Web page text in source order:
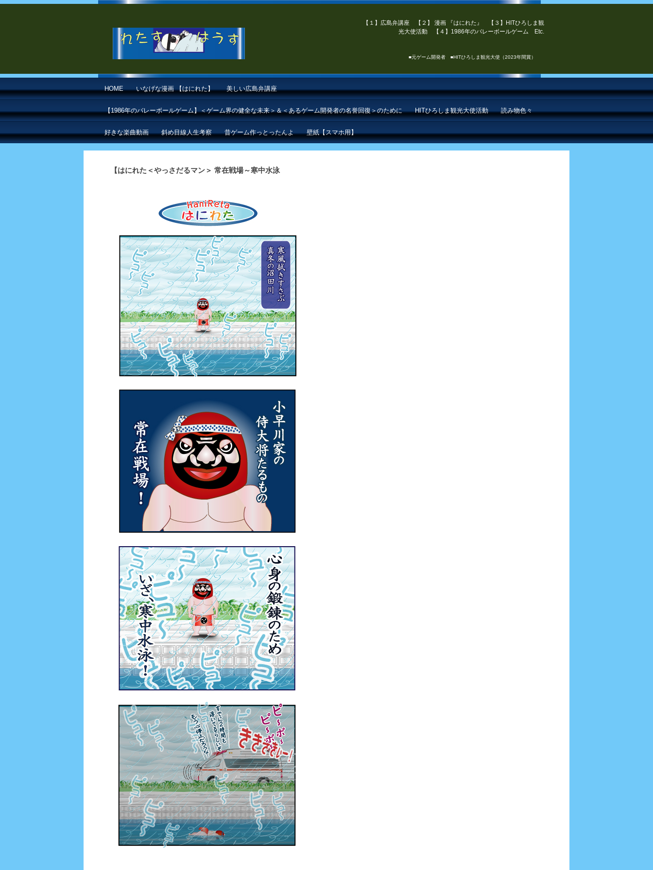
【１】広島弁講座 【２】 漫画 『はにれた』 【３】HITひろしま観
光大使活動 【４】1986年のバレーボールゲーム Etc.
■元ゲーム開発者 ■HITひろしま観光大使（2023年間賞）
HOME いなげな漫画 【はにれた】 美しい広島弁講座
【1986年のバレーボールゲーム】＜ゲーム界の健全な未来＞＆＜あるゲーム開発者の名誉回復＞のために HITひろしま観光大使活動 読み物色々
好きな楽曲動画 斜め目線人生考察 昔ゲーム作っとったんよ 壁紙【スマホ用】
【はにれた＜やっさだるマン＞ 常在戦場～寒中水泳